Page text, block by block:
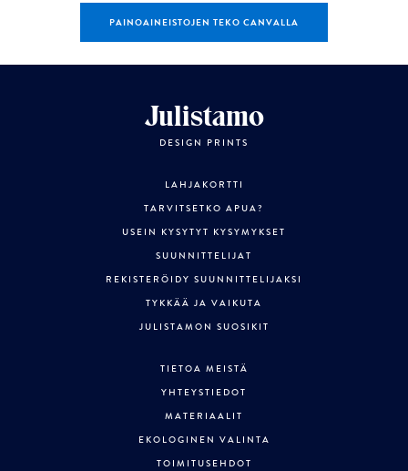
PAINOAINEISTOJEN TEKO CANVALLA
Julistamo
DESIGN PRINTS
LAHJAKORTTI
TARVITSETKO APUA?
USEIN KYSYTYT KYSYMYKSET
SUUNNITTELIJAT
REKISTERÖIDY SUUNNITTELIJAKSI
TYKKÄÄ JA VAIKUTA
JULISTAMON SUOSIKIT
TIETOA MEISTÄ
YHTEYSTIEDOT
MATERIAALIT
EKOLOGINEN VALINTA
TOIMITUSEHDOT